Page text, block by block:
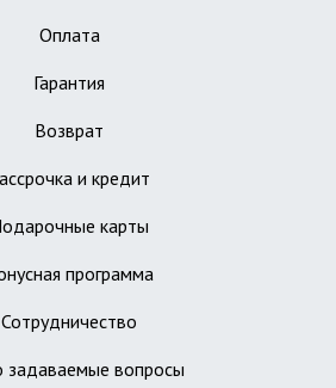
Оплата
Гарантия
Возврат
и кредит
карты
программа
Сотрудничество
задаваемые вопросы